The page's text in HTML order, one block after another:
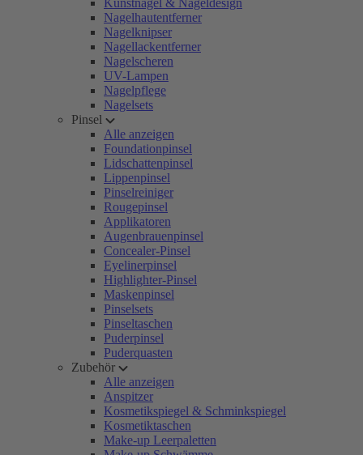
Kunstnägel & Nageldesign
Nagelhautentferner
Nagelknipser
Nagellackentferner
Nagelscheren
UV-Lampen
Nagelpflege
Nagelsets
Pinsel
Alle anzeigen
Foundationpinsel
Lidschattenpinsel
Lippenpinsel
Pinselreiniger
Rougepinsel
Applikatoren
Augenbrauenpinsel
Concealer-Pinsel
Eyelinerpinsel
Highlighter-Pinsel
Maskenpinsel
Pinselsets
Pinseltaschen
Puderpinsel
Puderquasten
Zubehör
Alle anzeigen
Anspitzer
Kosmetikspiegel & Schminkspiegel
Kosmetiktaschen
Make-up Leerpaletten